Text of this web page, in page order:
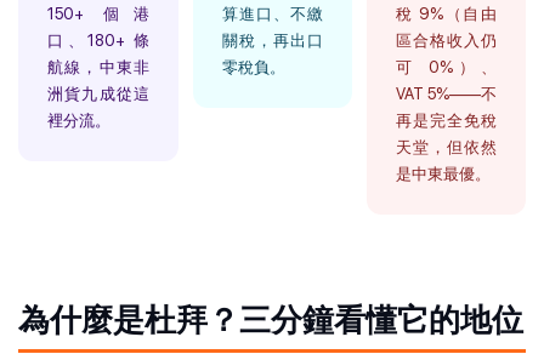
150+ 個港
口、180+ 條
航線，中東非
洲貨九成從這
裡分流。
算進口、不繳
關稅，再出口
零稅負。
稅 9%（自由
區合格收入仍
可 0%）、
VAT 5%——不
再是完全免稅
天堂，但依然
是中東最優。
為什麼是杜拜？三分鐘看懂它的地位